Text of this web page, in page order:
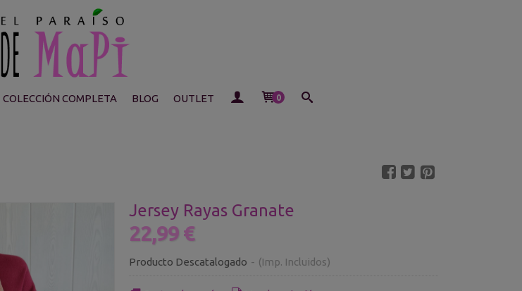
COLECCIÓN COMPLETA BLOG OUTLET 0
Jersey Rayas Granate
22,99 €
Producto Descatalogado - (Imp. Incluidos)